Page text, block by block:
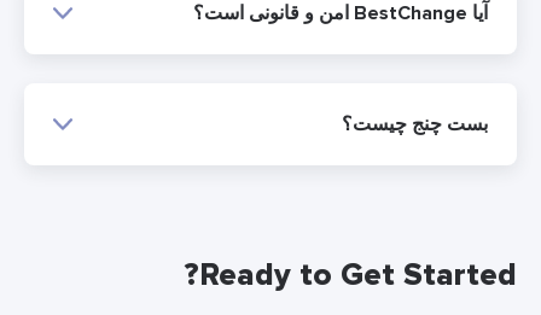
آیا BestChange امن و قانونی است؟
بست چنج چیست؟
Ready to Get Started?